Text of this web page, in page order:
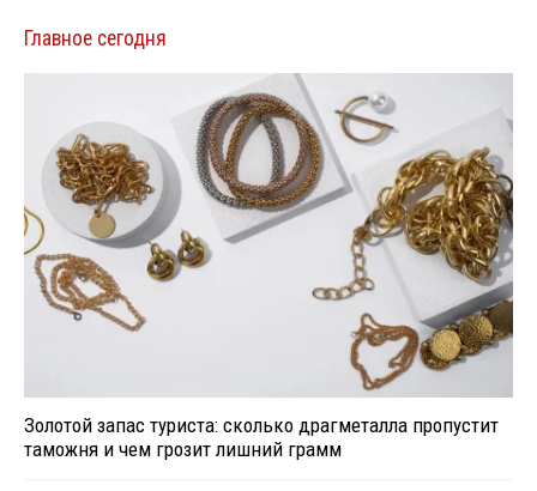
Главное сегодня
Золотой запас туриста: сколько драгметалла пропустит
таможня и чем грозит лишний грамм